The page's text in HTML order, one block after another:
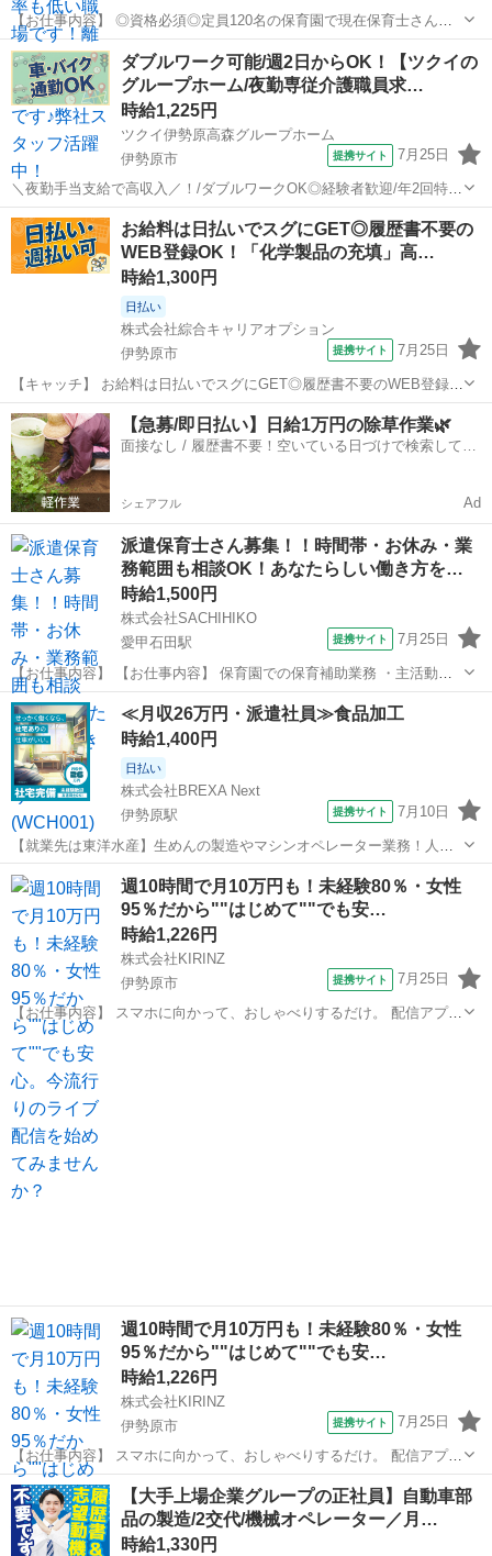
【お仕事内容】 ◎資格必須◎定員120名の保育園で現在保育士さんは
非常勤さんも含めて30名程です♪ クラス名 年齢 定員 ■ひまわ
り組 （5歳児） 30名 ■れんげ組 (4...
神奈川 伊勢原市
ダブルワーク可能/週2日からOK！【ツクイの
グループホーム/夜勤専従介護職員求…
時給1,225円
ツクイ伊勢原高森グループホーム
伊勢原市
提携サイト 7月25日
＼夜勤手当支給で高収入／！/ダブルワークOK◎経験者歓迎/年2回特別
手当あり！働くあなたをサポートします◎ ★☆ 働きやすいメリット多
数 ★☆ ＼＼サービス・職種の魅力／／ 認知症の高齢者が共同生活を
営む中で、必要な支援...
神奈川 伊勢原市 介護
お給料は日払いでスグにGET◎履歴書不要の
WEB登録OK！「化学製品の充填」高…
時給1,300円
日払い
株式会社綜合キャリアオプション
伊勢原市
提携サイト 7月25日
【キャッチ】 お給料は日払いでスグにGET◎履歴書不要のWEB登録
OK！「化学製品の充填」高時給1300円！伊勢原周辺！20代～40代の
スタッフが多数活躍中★ 【コメント】 製造のお仕事が豊富★未経験で
働いてみたい方も大歓...
神奈川 伊勢原市 仕分け
【急募/即日払い】日給1万円の除草作業🌿
面接なし / 履歴書不要！空いている日づけで検索して即
シェアフル Ad
派遣保育士さん募集！！時間帯・お休み・業
務範囲も相談OK！あなたらしい働き方を…
時給1,500円
株式会社SACHIHIKO
愛甲石田駅
提携サイト 7月25日
【お仕事内容】 【お仕事内容】 保育園での保育補助業務 ・主活動の
サポート(散歩、手遊び、読み聞かせ等) ・給食、おやつ等の介助 ・午
睡チェック ・清掃、消毒等の衛生管理 ◆保育補助とは… ・遊びの見
守り ・園児の身の回り...
神奈川 伊勢原市 愛甲石田駅 保育士
≪月収26万円・派遣社員≫食品加工
時給1,400円
日払い
株式会社BREXA Next
伊勢原駅
提携サイト 7月10日
【就業先は東洋水産】生めんの製造やマシンオペレーター業務！人気
の日勤専属★未経験でも時給1400円！20代～30代の男性活躍中！備品
付きワンルーム寮完備★日払い制度あり！社員食堂利用OK！《神奈川
県伊勢原市》 人気の工場の...
神奈川 伊勢原市 伊勢原駅 その他
週10時間で月10万円も！未経験80％・女性
95％だから""はじめて""でも安…
時給1,226円
株式会社KIRINZ
伊勢原市
提携サイト 7月25日
【お仕事内容】 スマホに向かって、おしゃべりするだけ。 配信アプリ
（17LIVE／Pococha／IRIAM など）でライブ配信するお仕事です。
——————————— 配信内容はぜんぶ自由
——————————— ・今日...
神奈川 伊勢原市
週10時間で月10万円も！未経験80％・女性
95％だから""はじめて""でも安…
時給1,226円
株式会社KIRINZ
伊勢原市
提携サイト 7月25日
【お仕事内容】 スマホに向かって、おしゃべりするだけ。 配信アプリ
（17LIVE／Pococha／IRIAM など）でライブ配信するお仕事です。
——————————— 配信内容はぜんぶ自由
——————————— ・今日...
神奈川 伊勢原市 イベントスタッフ
【大手上場企業グループの正社員】自動車部
品の製造/2交代/機械オペレーター／月…
時給1,330円